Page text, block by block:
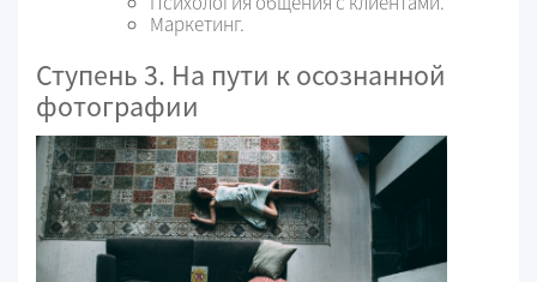
Маркетинг.
Ступень 3. На пути к осознанной
фотографии